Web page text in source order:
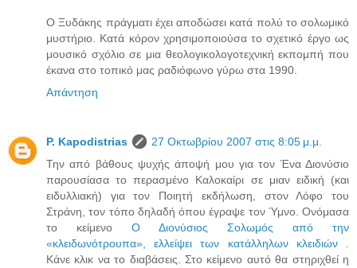
Ο Ξυδάκης πράγματι έχει αποδώσει κατά πολύ το σολωμικό
μυστήριο. Κατά κόρον χρησιμοποιούσα το σχετικό έργο ως
μουσικό σχόλιο σε μια θεολογικολογοτεχνική εκπομπή που
έκανα στο τοπικό μας ραδιόφωνο γύρω στα 1990.
Απάντηση
P. Kapodistrias
27 Οκτωβρίου 2007 στις 8:05 μ.μ.
Την από βάθους ψυχής άποψή μου για τον Ένα Διονύσιο
παρουσίασα το περασμένο Καλοκαίρι σε μιαν ειδική (και
ειδυλλιακή) για τον Ποιητή εκδήλωση, στον Λόφο του
Στράνη, τον τόπο δηλαδή όπου έγραψε τον Ύμνο. Ονόμασα
το κείμενο Ο Διονύσιος Σολωμός από την
«κλειδωνότρουπα», ελλείψει των κατάλληλων κλειδιών .
Κάνε κλικ να το διαβάσεις. Στο κείμενο αυτό θα στηριχθεί η